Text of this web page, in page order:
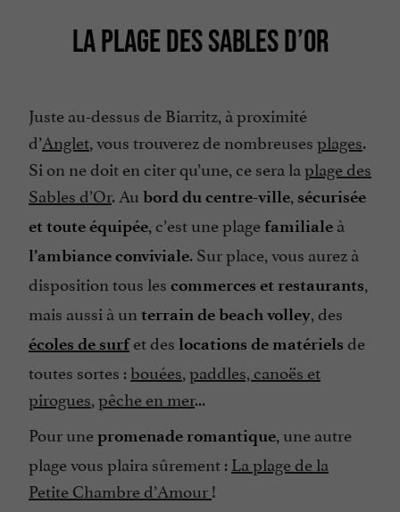
LA PLAGE DES SABLES D’OR
Juste au-dessus de Biarritz, à proximité
d’Anglet, vous trouverez de nombreusesplages.
Si on ne doit en citer qu’une, ce sera laplage des
Sables d’Or. Au bord du centre-ville, sécurisée
et toute équipée, c’est une plage familiale à
l’ambiance conviviale. Sur place, vous aurez à
disposition tous les commerces et restaurants,
mais aussi à un terrain de beach volley, des
écoles de surfet des locations de matériels de
toutes sortes :bouées,paddles, canoës et
pirogues,pêche en mer...
Pour unepromenade romantique, une autre
plage vous plaira sûrement :La plage de la
Petite Chambre d’Amour!